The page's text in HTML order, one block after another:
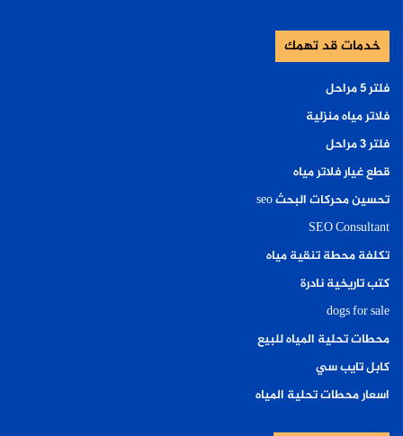
خدمات قد تهمك
فلتر ٥ مراحل
فلاتر مياه منزلية
فلتر ٣ مراحل
قطع غيار فلاتر مياه
تحسين محركات البحث seo
SEO Consultant
تكلفة محطة تنقية مياه
كتب تاريخية نادرة
dogs for sale
محطات تحلية المياه للبيع
كابل تايب سي
اسعار محطات تحلية المياه